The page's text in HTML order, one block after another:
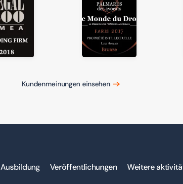
Kundenmeinungen einsehen
Ausbildung Veröffentlichungen Weitere